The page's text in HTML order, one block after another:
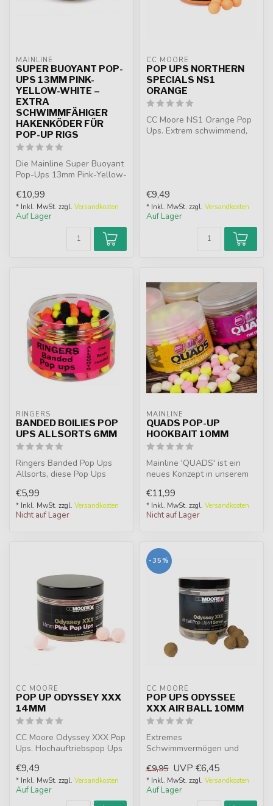
MAINLINE
SUPER BUOYANT POP-
UPS 13MM PINK-
YELLOW-WHITE –
EXTRA
SCHWIMMFÄHIGER
HAKENKÖDER FÜR
POP-UP RIGS
Die Mainline Super Buoyant
Pop-Ups 13mm Pink-Yellow-
schwimmfähi...
€10,99
* Inkl. MwSt. zzgl. Versandkosten
Auf Lager
CC MOORE
POP UPS NORTHERN
SPECIALS NS1
ORANGE
CC Moore NS1 Orange Pop
Ups. Extrem schwimmend,
€9,49
* Inkl. MwSt. zzgl. Versandkosten
Auf Lager
RINGERS
BANDED BOILIES POP
UPS ALLSORTS 6MM
Ringers Banded Pop Ups
Allsorts, diese Pop Ups
Reputati...
€5,99
* Inkl. MwSt. zzgl. Versandkosten
Nicht auf Lager
MAINLINE
QUADS POP-UP
HOOKBAIT 10MM
Mainline 'QUADS' ist ein
neues Konzept in unserem
Hoo...
€11,99
* Inkl. MwSt. zzgl. Versandkosten
Nicht auf Lager
CC MOORE
POP UP ODYSSEY XXX
14MM
CC Moore Odyssey XXX Pop
Ups. Hochauftriebspop Ups
dem...
€9,49
* Inkl. MwSt. zzgl. Versandkosten
Auf Lager
-35%
CC MOORE
POP UPS ODYSSEE
XXX AIR BALL 10MM
Extremes
Schwimmvermögen und
GLM-ähnlicher Gesc...
€9,95 UVP €6,45
* Inkl. MwSt. zzgl. Versandkosten
Auf Lager